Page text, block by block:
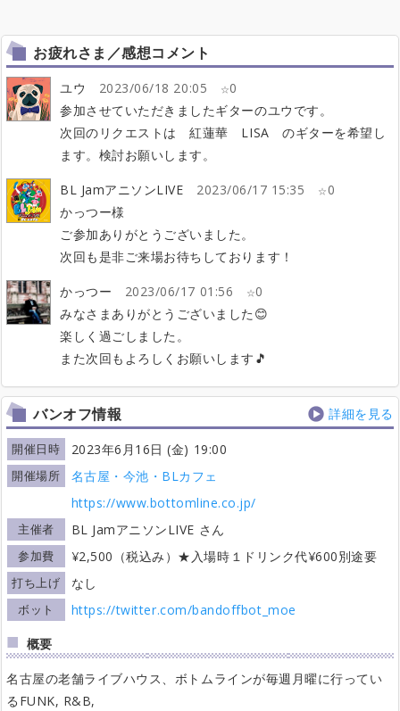
お疲れさま／感想コメント
ユウ 2023/06/18 20:05
0
参加させていただきましたギターのユウです。
次回のリクエストは 紅蓮華 LISA のギターを希望し
ます。検討お願いします。
BL JamアニソンLIVE 2023/06/17 15:35
0
かっつー様
ご参加ありがとうございました。
次回も是非ご来場お待ちしております！
かっつー 2023/06/17 01:56
0
みなさまありがとうございました😊
楽しく過ごしました。
また次回もよろしくお願いします🎵
バンオフ情報 詳細を見る
開催日時 2023年6月16日 (金) 19:00
開催場所
名古屋・今池・BLカフェ
https://www.bottomline.co.jp/
主催者 BL JamアニソンLIVE さん
参加費 ¥2,500（税込み）★入場時１ドリンク代¥600別途要
打ち上げ なし
ボット
https://twitter.com/bandoffbot_moe
概要
名古屋の老舗ライブハウス、ボトムラインが毎週月曜に行ってい
るFUNK, R&B,